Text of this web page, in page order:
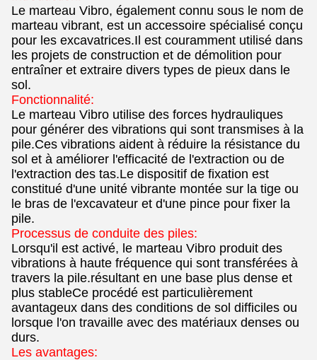
Le marteau Vibro, également connu sous le nom de
marteau vibrant, est un accessoire spécialisé conçu
pour les excavatrices.Il est couramment utilisé dans
les projets de construction et de démolition pour
entraîner et extraire divers types de pieux dans le
sol.
Fonctionnalité:
Le marteau Vibro utilise des forces hydrauliques
pour générer des vibrations qui sont transmises à la
pile.Ces vibrations aident à réduire la résistance du
sol et à améliorer l'efficacité de l'extraction ou de
l'extraction des tas.Le dispositif de fixation est
constitué d'une unité vibrante montée sur la tige ou
le bras de l'excavateur et d'une pince pour fixer la
pile.
Processus de conduite des piles:
Lorsqu'il est activé, le marteau Vibro produit des
vibrations à haute fréquence qui sont transférées à
travers la pile.résultant en une base plus dense et
plus stableCe procédé est particulièrement
avantageux dans des conditions de sol difficiles ou
lorsque l'on travaille avec des matériaux denses ou
durs.
Les avantages: